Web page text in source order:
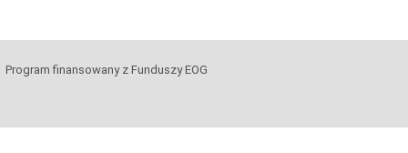
Program finansowany z Funduszy EOG